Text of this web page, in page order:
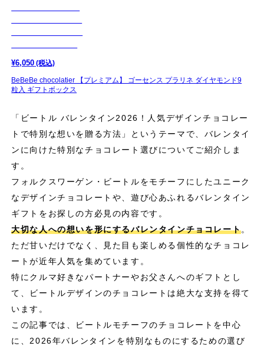
¥6,050 (税込)
BeBeBe chocolatier 【プレミアム】 ゴーセンス プラリネ ダイヤモンド9
粒入 ギフトボックス
「ビートル バレンタイン2026！人気デザインチョコレー
トで特別な想いを贈る方法」というテーマで、バレンタイ
ンに向けた特別なチョコレート選びについてご紹介しま
す。
フォルクスワーゲン・ビートルをモチーフにしたユニーク
なデザインチョコレートや、遊び心あふれるバレンタイン
ギフトをお探しの方必見の内容です。
大切な人への想いを形にするバレンタインチョコレート。
ただ甘いだけでなく、見た目も楽しめる個性的なチョコレ
ートが近年人気を集めています。
特にクルマ好きなパートナーやお父さんへのギフトとし
て、ビートルデザインのチョコレートは絶大な支持を得て
います。
この記事では、ビートルモチーフのチョコレートを中心
に、2026年バレンタインを特別なものにするための選び